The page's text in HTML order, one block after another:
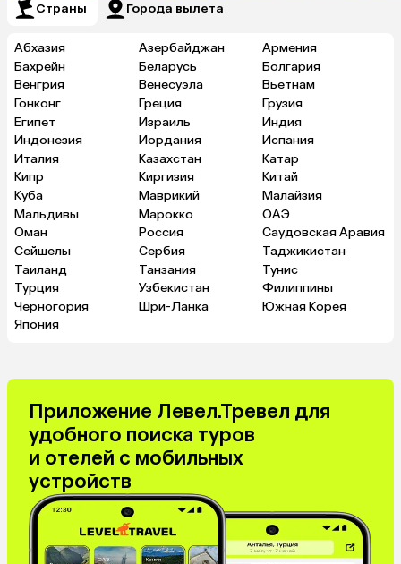
Страны Города вылета
Абхазия Азербайджан
Армения
Бахрейн
Беларусь
Болгария
Венгрия
Венесуэла
Вьетнам
Гонконг
Греция
Грузия
Египет
Израиль
Индия
Индонезия
Иордания
Испания
Италия
Казахстан
Катар
Кипр
Киргизия
Китай
Куба
Маврикий
Малайзия
Мальдивы
Марокко
ОАЭ
Оман
Россия
Саудовская Аравия
Сейшелы
Сербия
Таджикистан
Таиланд
Танзания
Тунис
Турция
Узбекистан
Филиппины
Черногория
Шри-Ланка
Южная Корея
Япония
Приложение Левел.Тревел для
удобного поиска туров
и отелей с мобильных
устройств